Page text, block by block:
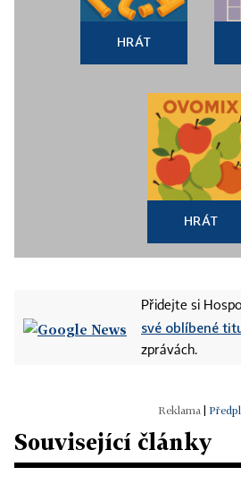
HRÁT
HRÁT
Přidejte si
své oblíbené
zprávách.
Související články